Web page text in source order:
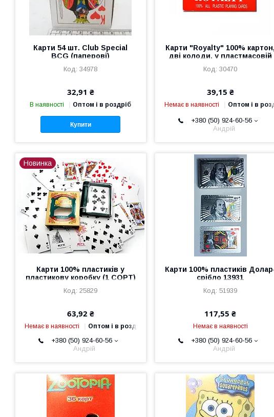
Карти 54 шт. Club Special
BCG (паперові)
34978
32,91 ₴
В наявності Оптом і в роздріб
Купити
Карти "Royalty" 100% картон,
дві колоди, у пластмасовій
30470
39,15 ₴
Немає в наявності Оптом і в
+380 (50) 924-60-56
Андрій
Новинка
Карти 100% пластиків у
пластикову коробку (1 СОРТ)
25829
63,92 ₴
Немає в наявності Оптом і в роздріб
+380 (50) 924-60-56
Андрій
Карти 100% пластиків
срібло 13931
51939
117,55 ₴
Немає в наявності
+380 (50) 924-60-56
Андрій